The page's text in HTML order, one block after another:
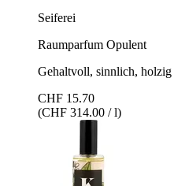
Seiferei
Raumparfum Opulent
Gehaltvoll, sinnlich, holzig
CHF 15.70
(CHF 314.00 / l)